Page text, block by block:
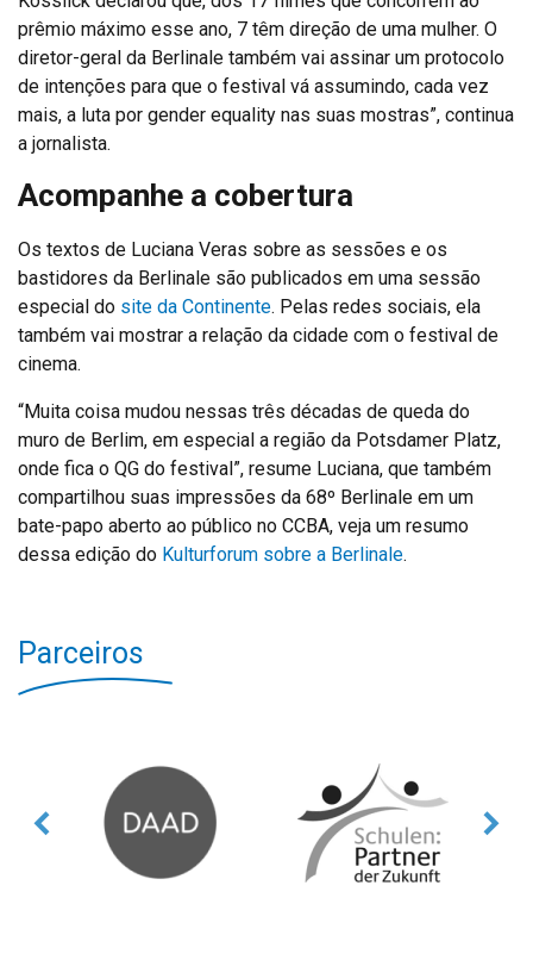
prêmio máximo esse ano, 7 têm direção de uma mulher. O
diretor-geral da Berlinale também vai assinar um protocolo
de intenções para que o festival vá assumindo, cada vez
mais, a luta por gender equality nas suas mostras”, continua
a jornalista.
Acompanhe a cobertura
Os textos de Luciana Veras sobre as sessões e os
bastidores da Berlinale são publicados em uma sessão
especial do site da Continente. Pelas redes sociais, ela
também vai mostrar a relação da cidade com o festival de
cinema.
“Muita coisa mudou nessas três décadas de queda do
muro de Berlim, em especial a região da Potsdamer Platz,
onde fica o QG do festival”, resume Luciana, que também
compartilhou suas impressões da 68º Berlinale em um
bate-papo aberto ao público no CCBA, veja um resumo
dessa edição do Kulturforum sobre a Berlinale.
Parceiros